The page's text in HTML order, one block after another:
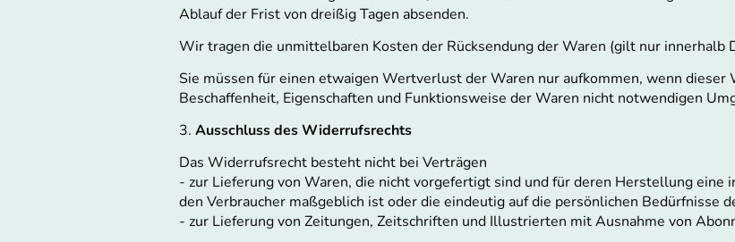
Ablauf der Frist von dreißig Tagen absenden.
Wir tragen die unmittelbaren Kosten der Rücksendung der Waren (gilt nur innerhalb
Sie müssen für einen etwaigen Wertverlust der Waren nur aufkommen, wenn
Beschaffenheit, Eigenschaften und Funktionsweise der Waren nicht notwendigen
3. Ausschluss des Widerrufsrechts
Das Widerrufsrecht besteht nicht bei Verträgen
- zur Lieferung von Waren, die nicht vorgefertigt sind und für deren Herstellung
den Verbraucher maßgeblich ist oder die eindeutig auf die persönlichen Bedürfnisse
- zur Lieferung von Zeitungen, Zeitschriften und Illustrierten mit Ausnahme von